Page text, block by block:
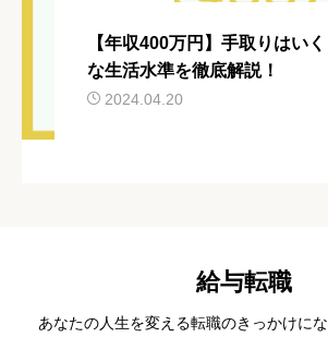
【年収400万円】手取りはい
な生活水準を徹底解説！
2024.04.20
給与転職
あなたの人生を変える転職のきっかけに